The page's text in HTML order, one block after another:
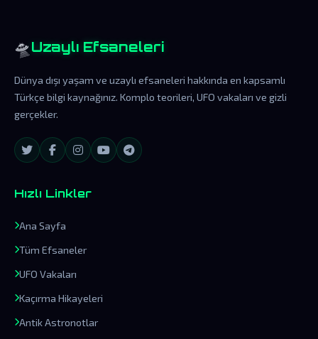
🛸 Uzaylı Efsaneleri
Dünya dışı yaşam ve uzaylı efsaneleri hakkında en kapsamlı
Türkçe bilgi kaynağınız. Komplo teorileri, UFO vakaları ve gizli
gerçekler.
Hızlı Linkler
Ana Sayfa
Tüm Efsaneler
UFO Vakaları
Kaçırma Hikayeleri
Antik Astronotlar